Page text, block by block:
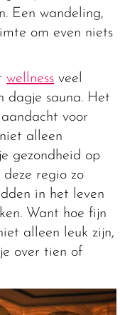
Een wandeling,
om even niets
wellness veel
dagje sauna. Het
voor
alleen
gezondheid op
regio zo
in het leven
Want hoe fijn
alleen leuk zijn,
over tien of